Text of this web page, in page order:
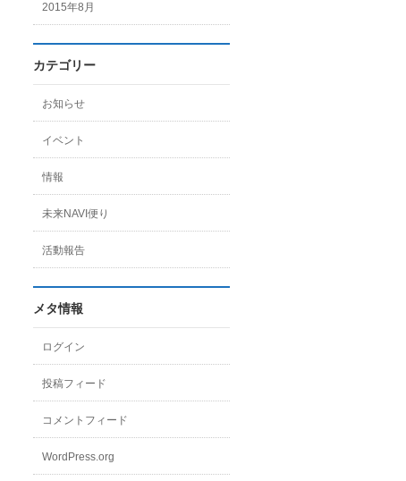
2015年8月
カテゴリー
お知らせ
イベント
情報
未来NAVI便り
活動報告
メタ情報
ログイン
投稿フィード
コメントフィード
WordPress.org